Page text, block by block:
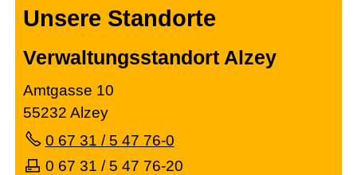
Unsere Standorte
Verwaltungsstandort Alzey
Amtgasse 10
55232 Alzey
0 67 31 / 5 47 76-0
0 67 31 / 5 47 76-20